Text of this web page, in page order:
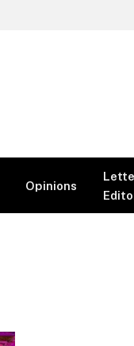
Opinions